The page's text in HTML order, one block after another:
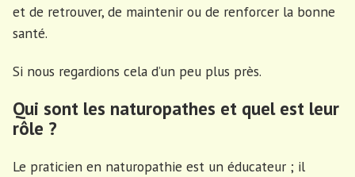
et de retrouver, de maintenir ou de renforcer la bonne
santé.
Si nous regardions cela d’un peu plus près.
Qui sont les naturopathes et quel est leur
rôle ?
Le praticien en naturopathie est un éducateur ; il